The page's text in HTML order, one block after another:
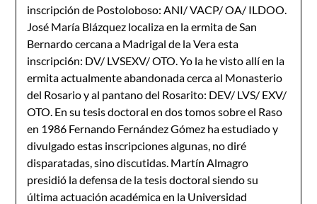
inscripción de Postoloboso: ANI/ VACP/ OA/ ILDOO.
José María Blázquez localiza en la ermita de San
Bernardo cercana a Madrigal de la Vera esta
inscripci6n: DV/ LVSEXV/ OTO. Yo la he visto allí en la
ermita actualmente abandonada cerca al Monasterio
del Rosario y al pantano del Rosarito: DEV/ LVS/ EXV/
OTO. En su tesis doctoral en dos tomos sobre el Raso
en 1986 Fernando Fernández Gómez ha estudiado y
divulgado estas inscripciones algunas, no diré
disparatadas, sino discutidas. Martín Almagro
presidió la defensa de la tesis doctoral siendo su
última actuación académica en la Universidad